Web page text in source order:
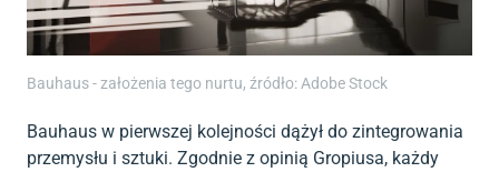
Bauhaus - założenia tego nurtu, źródło: Adobe Stock
Bauhaus w pierwszej kolejności dążył do zintegrowania
przemysłu i sztuki. Zgodnie z opinią Gropiusa, każdy